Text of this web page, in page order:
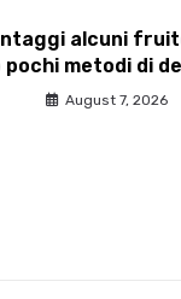
alcuni
pochi metodi di
August 7, 2026